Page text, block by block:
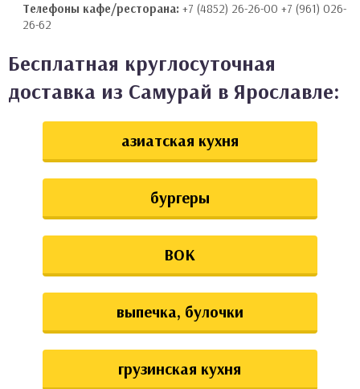
Телефоны кафе/ресторана: +7 (4852) 26-26-00 +7 (961) 026-
26-62
Бесплатная круглосуточная
доставка из Самурай в Ярославле:
азиатская кухня
бургеры
ВОК
выпечка, булочки
грузинская кухня